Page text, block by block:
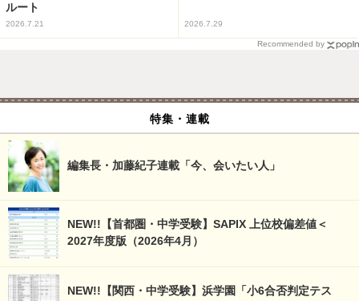
ルート
2026.7.21 2026.7.29
Recommended by
特集・連載
編集長・加藤紀子連載「今、会いたい人」
NEW!!【首都圏・中学受験】SAPIX 上位校偏差値＜
2027年度版（2026年4月）
NEW!!【関西・中学受験】浜学園「小6合否判定テス